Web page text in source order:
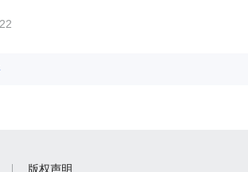
版权声明